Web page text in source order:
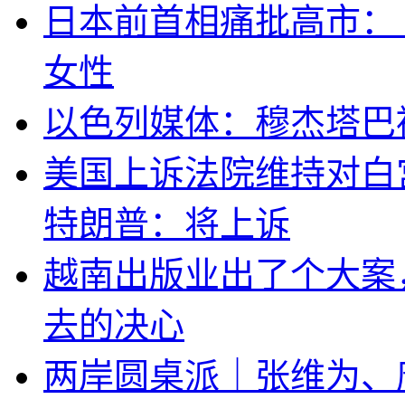
日本前首相痛批高市
女性
以色列媒体：穆杰塔
美国上诉法院维持对
特朗普：将上诉
越南出版业出了个大
去的决心
两岸圆桌派｜张维为